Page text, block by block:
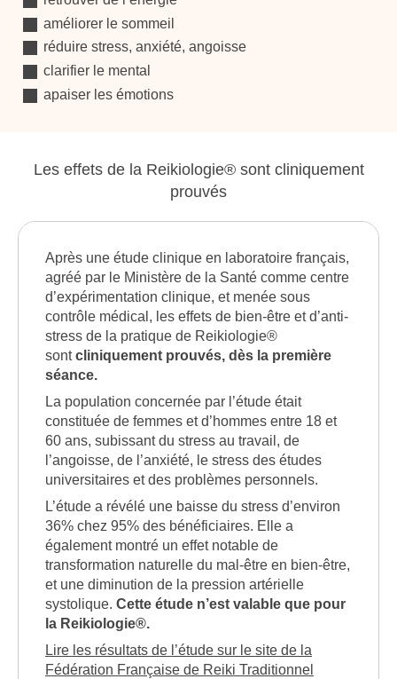
améliorer le sommeil
réduire stress, anxiété, angoisse
clarifier le mental
apaiser les émotions
Les effets de la Reikiologie® sont cliniquement
prouvés
Après une étude clinique en laboratoire français,
agréé par le Ministère de la Santé comme centre
d’expérimentation clinique, et menée sous
contrôle médical, les effets de bien-être et d’anti-
stress de la pratique de Reikiologie®
sontcliniquement prouvés, dès la première
séance.
La population concernée par l’étude était
constituée de femmes et d’hommes entre 18 et
60 ans, subissant du stress au travail, de
l’angoisse, de l’anxiété, le stress des études
universitaires et des problèmes personnels.
L’étude a révélé une baisse du stress d’environ
36% chez 95% des bénéficiaires. Elle a
également montré un effet notable de
transformation naturelle du mal-être en bien-être,
et une diminution de la pression artérielle
systolique. Cette étude n’est valable que pour
la Reikiologie®.
Lire les résultats de l’étude sur le site de la
Fédération Française de Reiki Traditionnel